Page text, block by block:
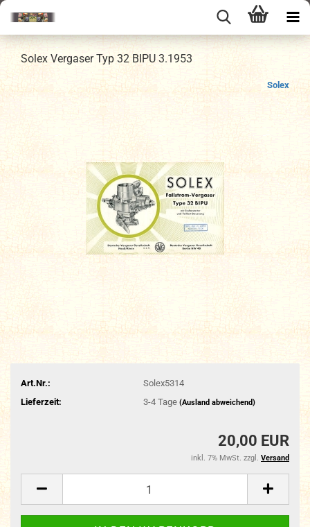
Solex Vergaser Typ 32 BIPU 3.1953
Solex
Art.Nr.:
Solex5314
Lieferzeit:
3-4 Tage (Ausland abweichend)
20,00 EUR
inkl. 7% MwSt. zzgl. Versand